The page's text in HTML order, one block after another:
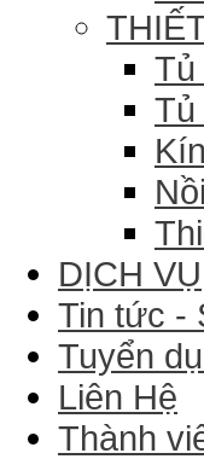
Tủ
DỊCH VỤ
Tin tức -
Tuyển
Liên Hệ
Thành